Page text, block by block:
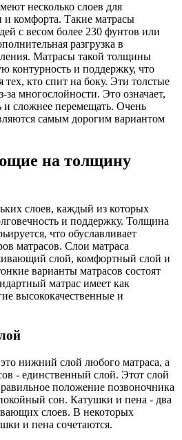
несколько слоев для
комфорта. Такие матрасы
с весом более 230 фунтов или
разгрузка в
Матрасы такой толщины
контурность и поддержку, что
тех, кто спит на боку. Эти толстые
многослойности. Это означает,
и сложнее перемещать. Очень
самым дорогим вариантом
на толщину
слоев, каждый из которых
и поддержку. Толщина
что обуславливает
матрасов. Слои матраса
слой, комфортный слой и
варианты матрасов состоят
матрас имеет как
высококачественные и
нижний слой любого матраса, а
- единственный слой. Этот слой
положение позвоночника
сон. Катушки и пена - два
слоев. В некоторых
и пена сочетаются.